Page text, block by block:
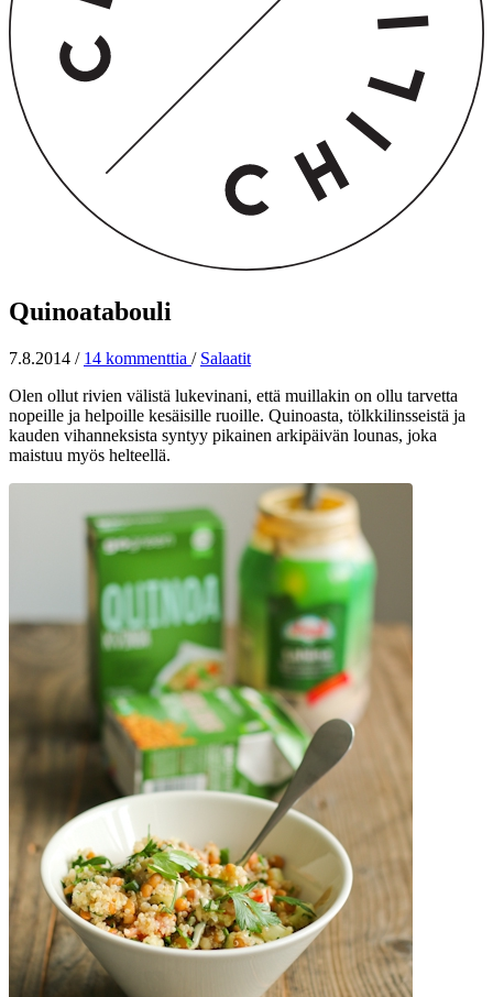
Quinoatabouli
7.8.2014 / 14 kommenttia / Salaatit
Olen ollut rivien välistä lukevinani, että muillakin on ollu tarvetta
nopeille ja helpoille kesäisille ruoille. Quinoasta, tölkkilinsseistä ja
kauden vihanneksista syntyy pikainen arkipäivän lounas, joka
maistuu myös helteellä.